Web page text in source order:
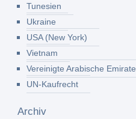
Tunesien
Ukraine
USA (New York)
Vietnam
Vereinigte Arabische Emirate
UN-Kaufrecht
Archiv